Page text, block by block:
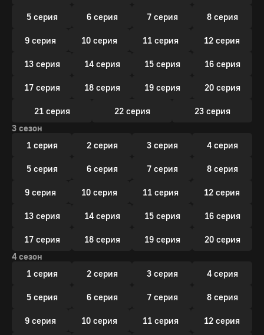
5 серия 6 серия 7 серия 8 серия
9 серия 10 серия 11 серия 12 серия
13 серия 14 серия 15 серия 16 серия
17 серия 18 серия 19 серия 20 серия
21 серия 22 серия
23 серия
3 сезон
1 серия
2 серия 3 серия 4 серия
5 серия 6 серия 7 серия 8 серия
9 серия 10 серия 11 серия 12 серия
13 серия 14 серия 15 серия 16 серия
17 серия 18 серия 19 серия
20 серия
4 сезон
1 серия
2 серия 3 серия 4 серия
5 серия 6 серия 7 серия 8 серия
9 серия 10 серия 11 серия 12 серия